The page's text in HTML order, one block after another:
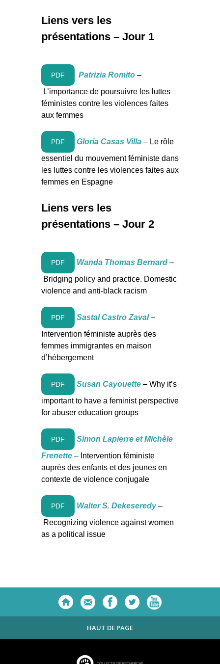
Liens vers les
présentations – Jour 1
PDF Patrizia Romito –
L’importance de poursuivre les luttes
féministes contre les violences faites
aux femmes
PDF Gloria Casas Villa – Le rôle
essentiel du mouvement féministe dans
les luttes contre les violences faites aux
femmes en Espagne
Liens vers les
présentations – Jour 2
PDF Wanda Thomas Bernard –
Bridging policy and practice. Domestic
violence and anti-black racism
PDF Sastal Castro Zaval–
Intervention féministe auprès des
femmes immigrantes en maison
d’hébergement
PDF Susan Cayouette – Why it’s
important to have a feminist perspective
for abuser education groups
PDF
Simon Lapierre et Michèle
Frenette – Intervention féministe
auprès des enfants et des jeunes en
contexte de violence conjugale
PDF Walter S. Dekeseredy–
Recognizing violence against women
as a political issue
HAUT DE PAGE